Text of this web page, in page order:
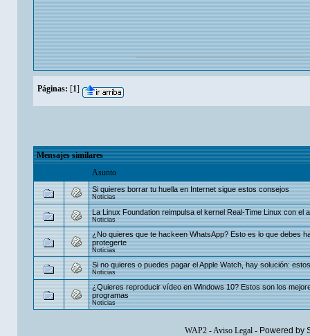
Páginas: [1]
Mensajes similares
Asunto
Si quieres borrar tu huella en Internet sigue estos consejos
Noticias
La Linux Foundation reimpulsa el kernel Real-Time Linux con el
Noticias
¿No quieres que te hackeen WhatsApp? Esto es lo que debes
protegerte
Noticias
Si no quieres o puedes pagar el Apple Watch, hay solución:
Noticias
¿Quieres reproducir vídeo en Windows 10? Estos son los
programas
Noticias
WAP2-Aviso Legal- Powered by